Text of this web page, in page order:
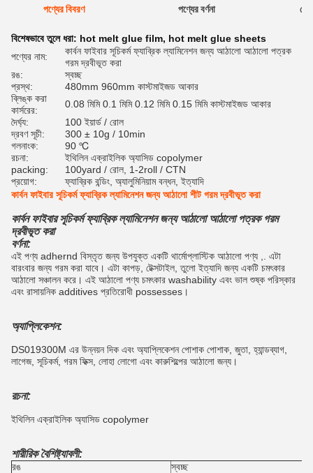
পণ্যের বিবরণ পণ্যের বর্ণনা
বিশেষভাবে তুলে ধরা: hot melt glue film, hot melt glue sheets
পণ্যের নাম:
কার্বন ফাইবার সূচিকর্ম ফ্যাব্রিক ল্যামিনেশন জন্য আঠালো আঠালো পত্রক
গরম দ্রবীভূত করা
রঙ:
স্বচ্ছ
প্রস্থ:
480mm 960mm কাস্টমাইজড আকার
ব্লিঙ্ক করা
কার্সরের:
0.08 মিমি 0.1 মিমি 0.12 মিমি 0.15 মিমি কাস্টমাইজড আকার
দৈর্ঘ্য:
100 ইয়ার্ড / রোল
দ্রবণ সূচী:
300 ± 10g / 10min
গলনাংক:
90 ℃
রচনা:
ইথিলিন এক্রাইলিক অ্যাসিড copolymer
packing:
100yard / রোল, 1-2roll / CTN
প্রয়োগ:
ফ্যাব্রিক বন্ডিং, অ্যালুমিনিয়াম বন্ধন, ইত্যাদি
কার্বন ফাইবার সূচিকর্ম ফ্যাব্রিক ল্যামিনেশন জন্য আঠালো শীট গরম দ্রবীভূত করা
কার্বন ফাইবার সূচিকর্ম ফ্যাব্রিক ল্যামিনেশন জন্য আঠালো আঠালো পত্রক গরম
দ্রবীভূত করা
বর্ণনা:
এই পণ্য adhernd বিস্তৃত জন্য উপযুক্ত একটি থার্মোপ্লাস্টিক আঠালো পণ্য ,.
এটা
বারংবার জন্য গরম করা যাবে। এটা কাপড়, টেক্সটাইল, তুলো ইত্যাদি জন্য একটি চমৎকার
আঠালো সঞ্চালন করে। এই আঠালো পণ্য চমৎকার washability এবং ভাল শুষ্ক পরিস্কার
এবং রাসায়নিক additives প্রতিরোধী possesses।
অ্যাপ্লিকেশন:
DS019300M এর উন্নয়ন দিক এবং অ্যাপ্লিকেশন পোশাক পোশাক, জুতা, হ্যান্ডব্যাগ,
লাগেজ, সূচিকর্ম, গরম ফিক্স, লোহা লোগো এবং কারুশিল্পের আঠালো জন্য।
রচনা:
ইথিলিন এক্রাইলিক অ্যাসিড copolymer
শারীরিক বৈশিষ্ট্যাবলী:
রঙ
স্বচ্ছ